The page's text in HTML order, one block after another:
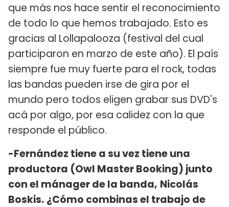
que más nos hace sentir el reconocimiento
de todo lo que hemos trabajado. Esto es
gracias al Lollapalooza (festival del cual
participaron en marzo de este año). El país
siempre fue muy fuerte para el rock, todas
las bandas pueden irse de gira por el
mundo pero todos eligen grabar sus DVD's
acá por algo, por esa calidez con la que
responde el público.
-Fernández tiene a su vez tiene una
productora (Owl Master Booking) junto
con el mánager de la banda, Nicolás
Boskis. ¿Cómo combinas el trabajo de